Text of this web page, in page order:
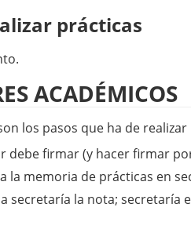
prácticas
ACADÉMICOS
los pasos que ha de
debe firmar (y hacer firmar
la memoria de prácticas en
secretaría la nota;